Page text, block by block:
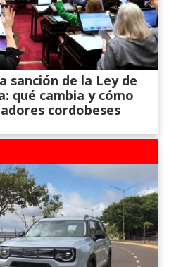
sanción de la Ley de
qué cambia y cómo
cordobeses